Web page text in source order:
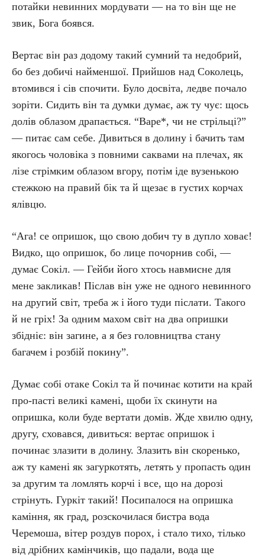
потайки невинних мордувати — на то він ще не
звик, Бога боявся.
Вертає він раз додому такий сумний та недобрий,
бо без добичі найменшої. Прийшов над Соколець,
втомився і сів спочити. Було досвіта, ледве почало
зоріти. Сидить він та думки думає, аж ту чує: щось
долів облазом драпається. “Варе*, чи не стрільці?”
— питає сам себе. Дивиться в долину і бачить там
якогось чоловіка з повними саквами на плечах, як
лізе стрімким облазом вгору, потім іде вузенькою
стежкою на правий бік та й щезає в густих корчах
ялівцю.
“Ага! се опришок, що свою добич ту в дупло ховає!
Видко, що опришок, бо лице почорнив собі, —
думає Сокіл. — Гейби його хтось навмисне для
мене закликав! Післав він уже не одного невинного
на другий світ, треба ж і його туди післати. Такого
й не гріх! За одним махом світ на два опришки
збідніє: він загине, а я без головництва стану
багачем і розбій покину”.
Думає собі отаке Сокіл та й починає котити на край
про-пасті великі камені, щоби їх скинути на
опришка, коли буде вертати домів. Жде хвилю одну,
другу, сховався, дивиться: вертає опришок і
починає злазити в долину. Злазить він скоренько,
аж ту камені як загуркотять, летять у пропасть один
за другим та ломлять корчі і все, що на дорозі
стрінуть. Гуркіт такий! Посипалося на опришка
каміння, як град, розскочилася бистра вода
Черемоша, вітер роздув порох, і стало тихо, тілько
від дрібних камінчиків, що падали, вода ще